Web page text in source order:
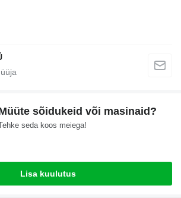
sõidukeid või masinaid?
seda koos meiega!
Lisa kuulutus